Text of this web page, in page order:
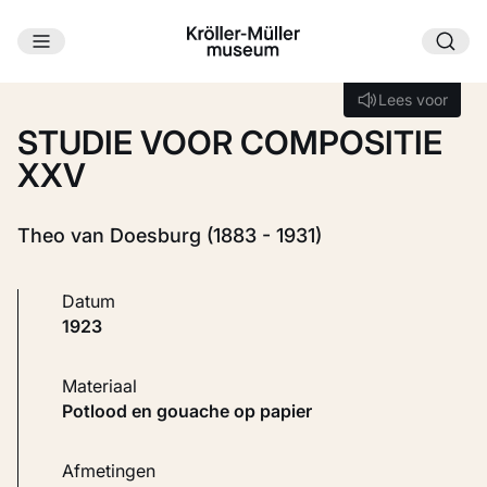
Ga naar hoofdinhoud
Lees voor
Lees voor
STUDIE VOOR COMPOSITIE
XXV
Theo van Doesburg (1883 - 1931)
Datum
1923
Materiaal
Potlood en gouache op papier
Afmetingen